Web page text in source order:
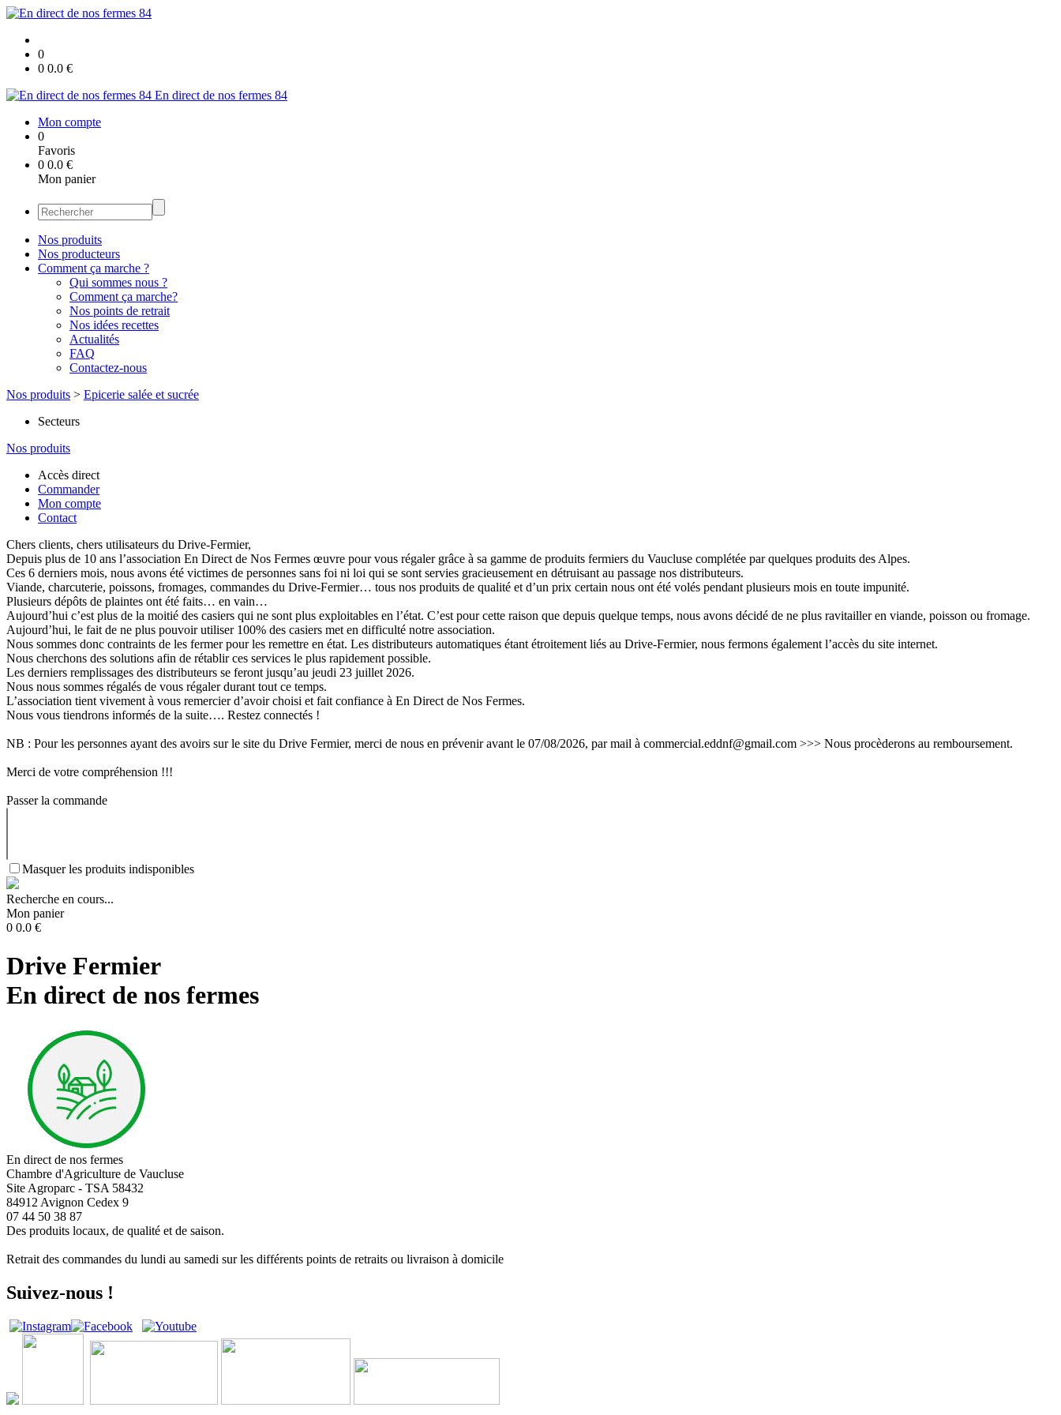
0
0 0.0 €
En direct de nos fermes 84
Mon compte
0
Favoris
0 0.0 €
Mon panier
Nos produits
Nos producteurs
Comment ça marche ?
Qui sommes nous ?
Comment ça marche?
Nos points de retrait
Nos idées recettes
Actualités
FAQ
Contactez-nous
Nos produits > Epicerie salée et sucrée
Secteurs
Nos produits
Accès direct
Commander
Mon compte
Contact
Chers clients, chers utilisateurs du Drive-Fermier,
Depuis plus de 10 ans l’association En Direct de Nos Fermes œuvre pour vous régaler grâce à sa gamme de produits fermiers du Vaucluse complétée par quelques produits des Alpes.
Ces 6 derniers mois, nous avons été victimes de personnes sans foi ni loi qui se sont servies gracieusement en détruisant au passage nos distributeurs.
Viande, charcuterie, poissons, fromages, commandes du Drive-Fermier… tous nos produits de qualité et d’un prix certain nous ont été volés pendant plusieurs mois en toute impunité.
Plusieurs dépôts de plaintes ont été faits… en vain…
Aujourd’hui c’est plus de la moitié des casiers qui ne sont plus exploitables en l’état. C’est pour cette raison que depuis quelque temps, nous avons décidé de ne plus ravitailler en viande, poisson ou fromage.
Aujourd’hui, le fait de ne plus pouvoir utiliser 100% des casiers met en difficulté notre association.
Nous sommes donc contraints de les fermer pour les remettre en état. Les distributeurs automatiques étant étroitement liés au Drive-Fermier, nous fermons également l’accès du site internet.
Nous cherchons des solutions afin de rétablir ces services le plus rapidement possible.
Les derniers remplissages des distributeurs se feront jusqu’au jeudi 23 juillet 2026.
Nous nous sommes régalés de vous régaler durant tout ce temps.
L’association tient vivement à vous remercier d’avoir choisi et fait confiance à En Direct de Nos Fermes.
Nous vous tiendrons informés de la suite…. Restez connectés !
NB : Pour les personnes ayant des avoirs sur le site du Drive Fermier, merci de nous en prévenir avant le 07/08/2026, par mail à commercial.eddnf@gmail.com >>> Nous procèderons au remboursement.
Merci de votre compréhension !!!
Passer la commande
Masquer les produits indisponibles
Recherche en cours...
Mon panier
0 0.0 €
Drive Fermier
En direct de nos fermes
En direct de nos fermes
Chambre d'Agriculture de Vaucluse
Site Agroparc - TSA 58432
84912 Avignon Cedex 9
07 44 50 38 87
Des produits locaux, de qualité et de saison.
Retrait des commandes du lundi au samedi sur les différents points de retraits ou livraison à domicile
Suivez-nous !